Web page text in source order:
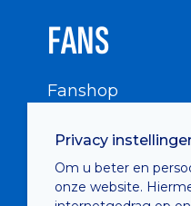
Privacy
Om u beter en
onze website.
FANS
Fanshop
Supportersraad
Buffalo Kids Club